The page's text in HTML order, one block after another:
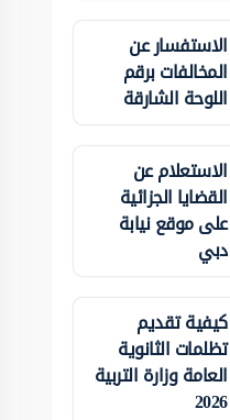
الاستفسار عن
المخالفات برقم
اللوحة الشارقة
الاستعلام عن
القضايا الجزائية
على موقع نيابة
دبي
كيفية تقديم
تظلمات الثانوية
العامة وزارة التربية
2026